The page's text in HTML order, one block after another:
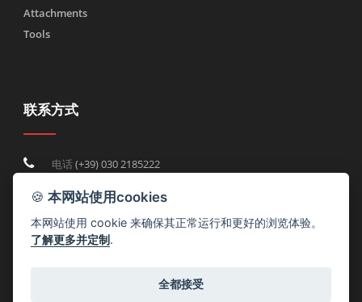
Attachments
Tools
联系方式
电话(+39) 030 2185222
info@rtmricambi.com
🍪 本网站使用cookies
本网站使用 cookie 来确保其正常运行和更好的浏览体验。
了解更多并定制.
全都接受